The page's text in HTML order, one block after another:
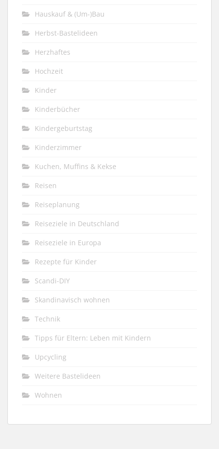
Hauskauf & (Um-)Bau
Herbst-Bastelideen
Herzhaftes
Hochzeit
Kinder
Kinderbücher
Kindergeburtstag
Kinderzimmer
Kuchen, Muffins & Kekse
Reisen
Reiseplanung
Reiseziele in Deutschland
Reiseziele in Europa
Rezepte für Kinder
Scandi-DIY
Skandinavisch wohnen
Technik
Tipps für Eltern: Leben mit Kindern
Upcycling
Weitere Bastelideen
Wohnen